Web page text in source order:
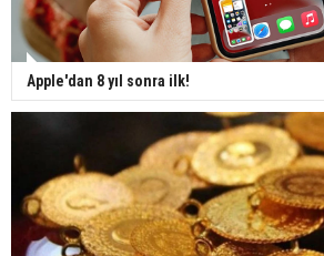
Apple'dan 8 yıl sonra ilk!